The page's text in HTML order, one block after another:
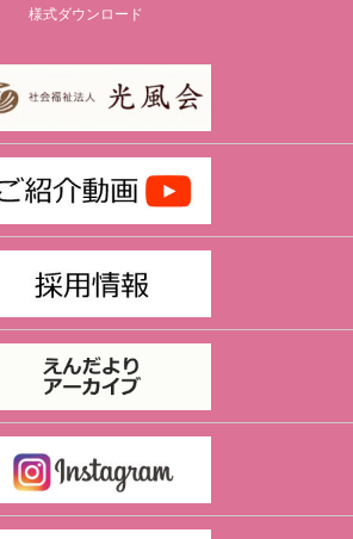
様式ダウンロード